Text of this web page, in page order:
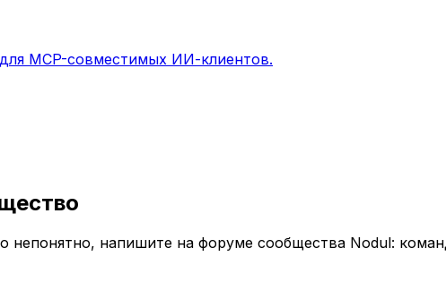
MCP-совместимых ИИ-клиентов.
непонятно, напишите на форуме сообщества Nodul: